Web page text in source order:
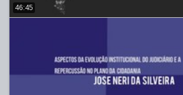
46:45